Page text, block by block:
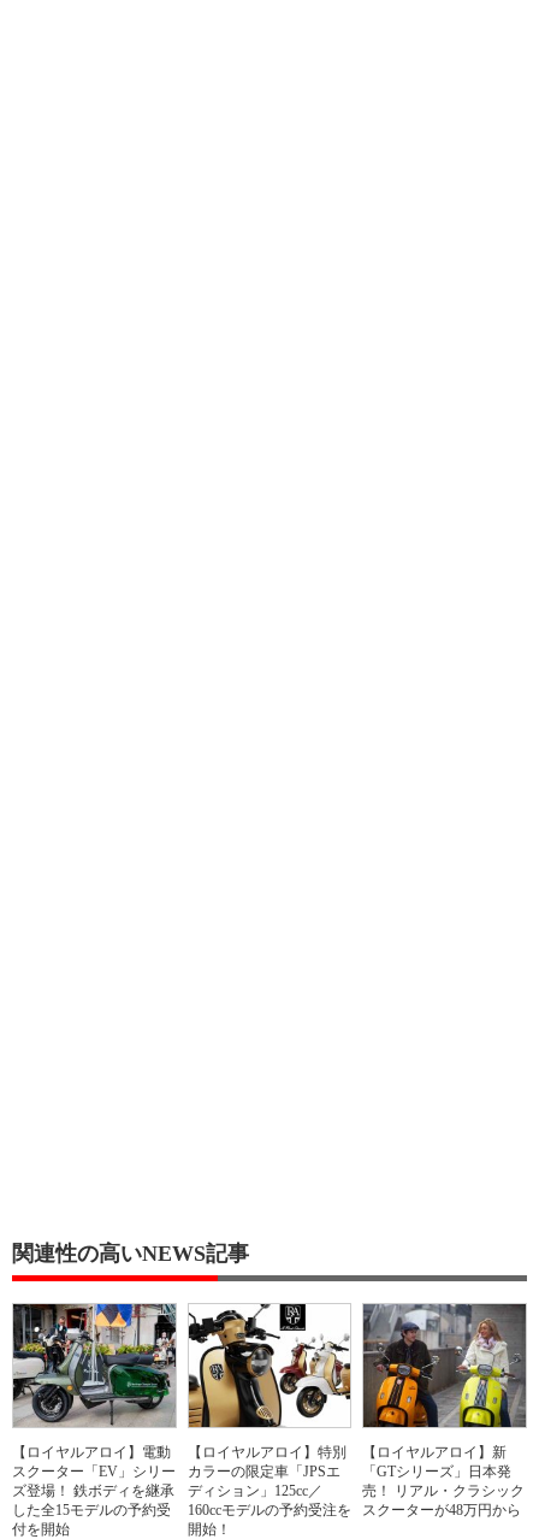
関連性の高いNEWS記事
【ロイヤルアロイ】電動
スクーター「EV」シリー
ズ登場！ 鉄ボディを継承
した全15モデルの予約受
付を開始
【ロイヤルアロイ】特別
カラーの限定車「JPSエ
ディション」125cc／
160ccモデルの予約受注を
開始！
【ロイヤルアロイ】新
「GTシリーズ」日本発
売！ リアル・クラシック
スクーターが48万円から